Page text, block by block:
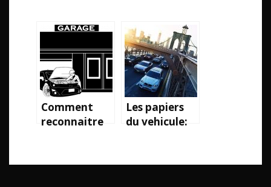
Comment
reconnaitre
pour reparer
Les papiers
du vehicule: